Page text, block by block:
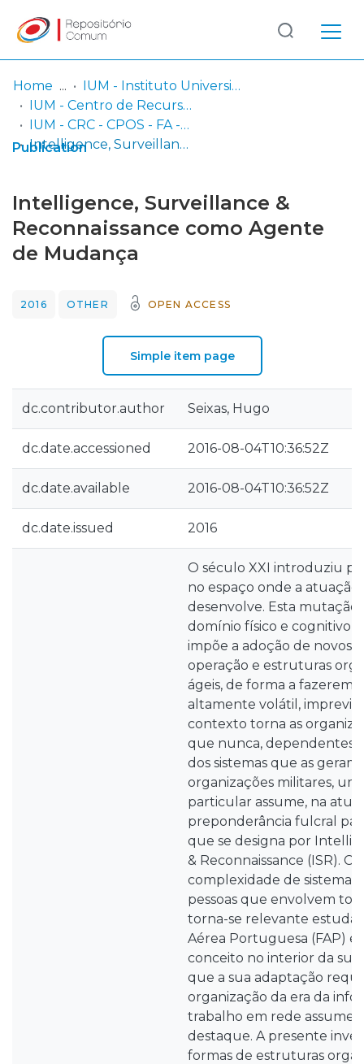
Communities
& Collections
Statistics
Log
In
(current)
Home
IUM - Instituto Universitário Militar
IUM - Centro de Recursos de Conhecimento
IUM - CRC - CPOS - FA - Trabalhos de Investigação Individual
Intelligence, Surveillance & Reconnaissance como Agente de Mudança
Publication
Intelligence, Surveillance &
Reconnaissance como Agente
de Mudança
2016 OTHER OPEN ACCESS
Simple item page
dc.contributor.author Seixas, Hugo
dc.date.accessioned 2016-08-04T10:36:52Z
dc.date.available 2016-08-04T10:36:52Z
dc.date.issued 2016
O século XXI introduziu
no espaço onde a atuação
desenvolve. Esta
domínio físico e cognitivo
impõe a adoção de novos
operação e estruturas
ágeis, de forma a fazerem
altamente volátil,
contexto torna as
que nunca, dependentes
dos sistemas que as
organizações militares,
particular assume, na
preponderância fulcral
que se designa por
& Reconnaissance (ISR).
complexidade de sistemas,
pessoas que envolvem
torna-se relevante
Aérea Portuguesa (FAP)
conceito no interior da
que a sua adaptação
organização da era da
trabalho em rede assume
destaque. A presente
formas de estruturas